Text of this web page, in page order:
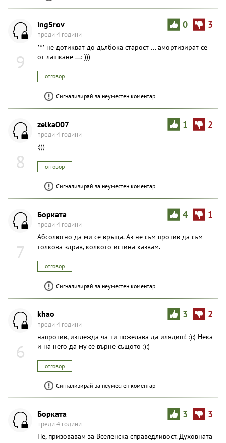
9
0 3
ing5rov
преди 4 години
*** не дотикват до дълбока старост ... амортизират се
от лашкане ...: )))
отговор
Сигнализирай за неуместен коментар
8
1 2
zelka007
преди 4 години
:)))
отговор
Сигнализирай за неуместен коментар
7
4 1
Борката
преди 4 години
Абсолютно да ми се връща. Аз не съм против да съм
толкова здрав, колкото истина казвам.
отговор
Сигнализирай за неуместен коментар
6
3 2
khao
преди 4 години
напротив, изглежда ча ти пожелава да илядиш! :):) Нека
и на него да му се върне същото :):)
отговор
Сигнализирай за неуместен коментар
3 3
Борката
преди 4 години
Не, призовавам за Вселенска справедливост. Духовната